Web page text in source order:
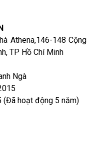
Athena,146-148 Cộng
TP Hồ Chí Minh
Ngà
hoạt động 5 năm)